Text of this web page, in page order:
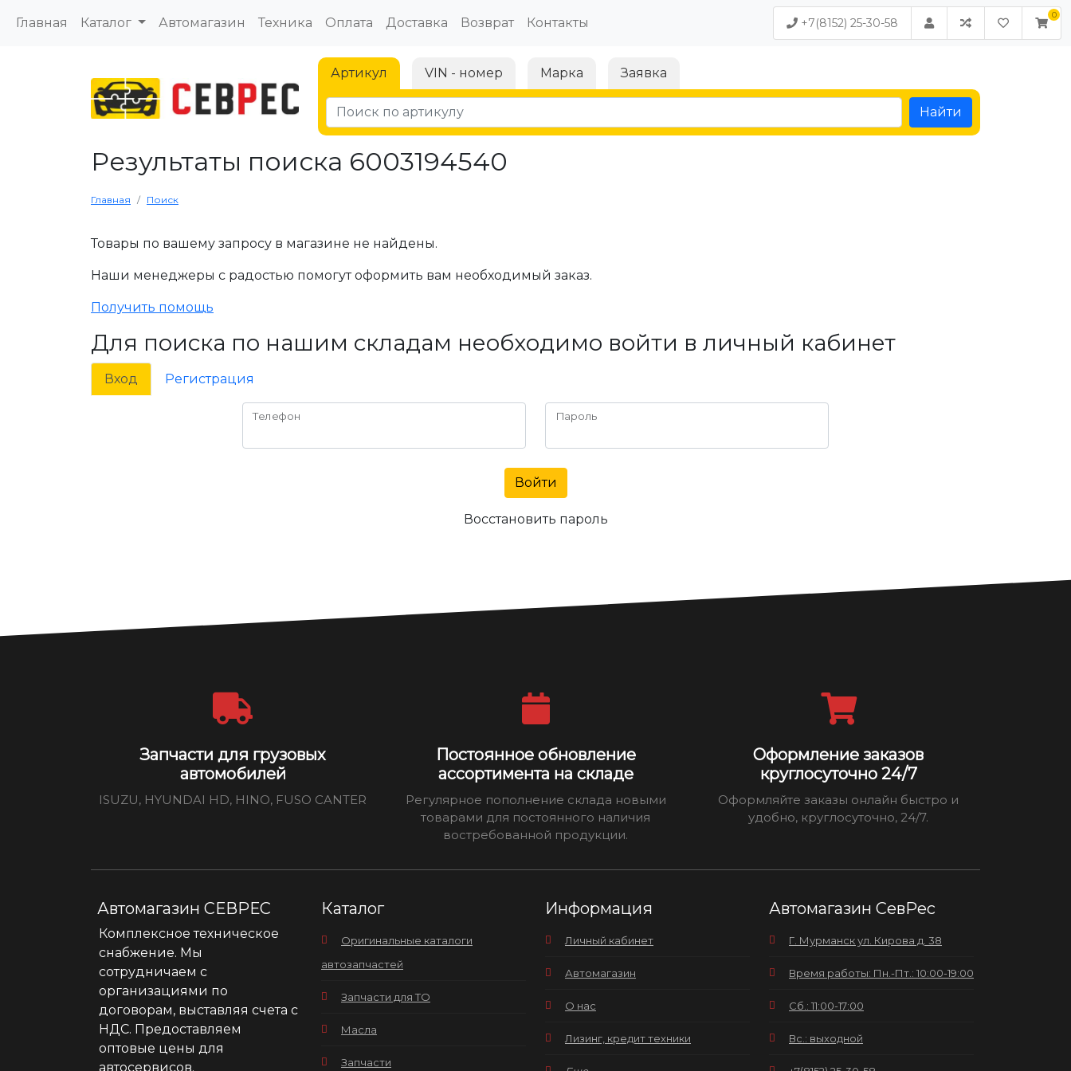
Главная Каталог Автомагазин Техника Оплата Доставка Возврат Контакты +7(8152) 25-30-58
Артикул VIN - номер Марка Заявка
Найти
Результаты поиска 6003194540
Главная Поиск
Товары по вашему запросу в магазине не найдены.
Наши менеджеры с радостью помогут оформить вам необходимый заказ.
Получить помощь
Для поиска по нашим складам необходимо войти в личный кабинет
Вход Регистрация
Телефон Пароль
Войти
Восстановить пароль
Запчасти для грузовых
автомобилей
ISUZU, HYUNDAI HD, HINO, FUSO CANTER
Постоянное обновление
ассортимента на складе
Регулярное пополнение склада новыми
товарами для постоянного наличия
востребованной продукции.
Оформление заказов
круглосуточно 24/7
Оформляйте заказы онлайн быстро и
удобно, круглосуточно, 24/7.
Автомагазин СЕВРЕС
Комплексное техническое
снабжение. Мы
сотрудничаем с
организациями по
договорам, выставляя счета с
НДС. Предоставляем
оптовые цены для
автосервисов.
Каталог
Оригинальные каталоги
автозапчастей
Запчасти для ТО
Масла
Запчасти
Информация
Личный кабинет
Автомагазин
О нас
Лизинг, кредит техники
Автомагазин СевРес
Г. Мурманск ул. Кирова д. 38
Время работы: Пн.-Пт.: 10:00-19:00
Сб.: 11:00-17:00
Вс.: выходной